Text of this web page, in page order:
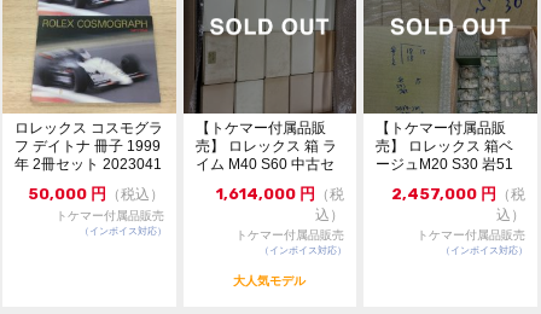
ロレックス コスモグラ
フ デイトナ 冊子 1999
年 2冊セット 2023041
50,000 円 （税込）
トケマー付属品販売
（インボイス対応）
【トケマー付属品販
売】 ロレックス 箱 ラ
イム M40 S60 中古セ
1,614,000 円 （税
込）
トケマー付属品販売
（インボイス対応）
大人気モデル
【トケマー付属品販
売】 ロレックス 箱ベ
ージュM20 S30 岩51
2,457,000 円 （税
込）
トケマー付属品販売
（インボイス対応）